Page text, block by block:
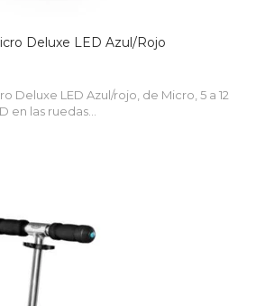
Deluxe LED Azul/Rojo
Deluxe LED Azul/rojo, de Micro, 5 a 12
en las ruedas...